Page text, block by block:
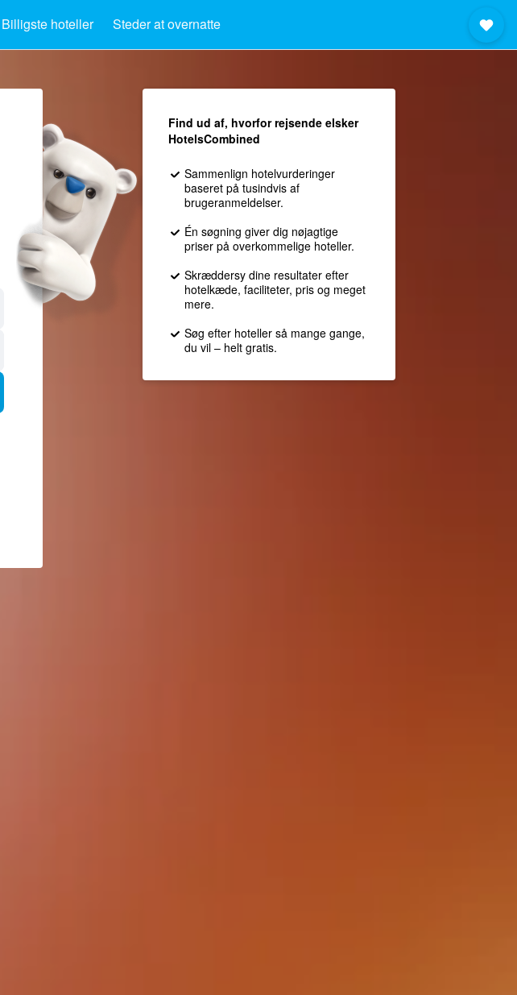
Billigste hoteller Steder at overnatte
Find ud af, hvorfor rejsende elsker
HotelsCombined
Sammenlign hotelvurderinger
baseret på tusindvis af
brugeranmeldelser.
Én søgning giver dig nøjagtige
priser på overkommelige hoteller.
Skræddersy dine resultater efter
hotelkæde, faciliteter, pris og meget
mere.
Søg efter hoteller så mange gange,
du vil – helt gratis.